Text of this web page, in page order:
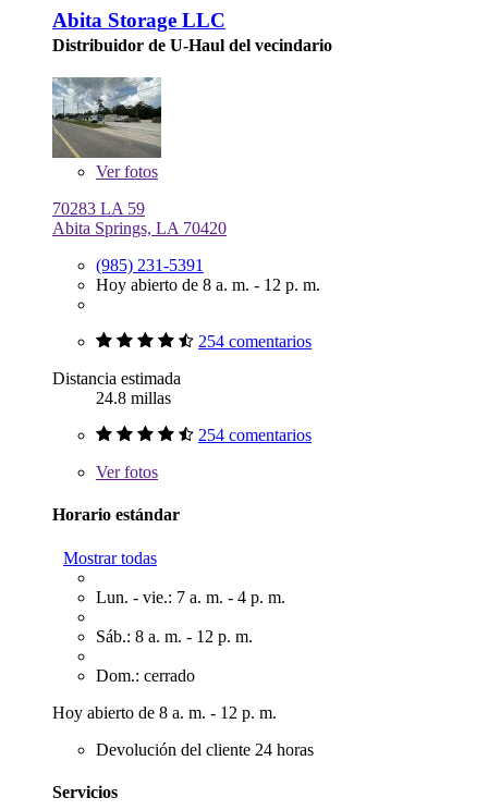
Abita Storage LLC
Distribuidor de U-Haul del vecindario
Verfotos
70283 LA 59
Abita Springs, LA 70420
(985) 231-5391
Hoy abierto de 8 a. m. - 12 p. m.
254 comentarios
Distancia estimada
24.8 millas
254 comentarios
Verfotos
Horario estándar
Mostrar todas
Lun. - vie.: 7 a. m. - 4 p. m.
Sáb.: 8 a. m. - 12 p. m.
Dom.: cerrado
Hoy abierto de 8 a. m. - 12 p. m.
Devolución del cliente 24 horas
Servicios